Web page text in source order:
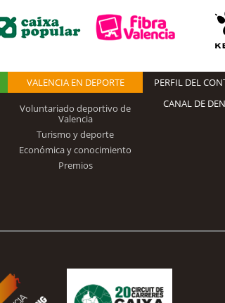
VALENCIA EN DEPORTE
Voluntariado deportivo de
Valencia
Turismo y deporte
Económica y conocimiento
Premios
PERFIL DEL
CANAL DE